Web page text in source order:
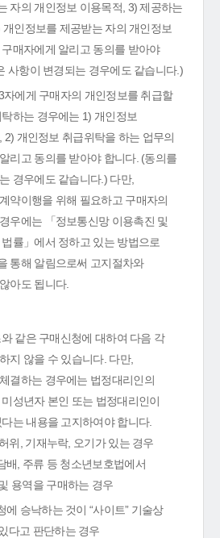
자의 개인정보 이용목적, 3) 제공하는
인정보를 제공받는 자의 개인정보
매자에게 알리고 동의를 받아야
사항이 변경되는 경우에도 같습니다.)
자에게 구매자의 개인정보를 취급할
하는 경우에는 1) 개인정보
2) 개인정보 취급위탁을 하는 업무의
리고 동의를 받아야 합니다. (동의를
경우에도 같습니다.) 다만,
약이행을 위해 필요하고 구매자의
우에는 「정보통신망 이용촉진 및
률」에서 정하고 있는 방법으로
통해 알림으로써 고지절차와
아도 됩니다.
같은 구매신청에 대하여 다음 각
지 않을 수 있습니다. 다만,
결하는 경우에는 법정대리인의
성년자 본인 또는 법정대리인이
는 내용을 고지하여야 합니다.
위, 기재누락, 오기가 있는 경우
배, 주류 등 청소년보호법에서
용역을 구매하는 경우
에 승낙하는 것이 “사이트” 기술상
다고 판단하는 경우